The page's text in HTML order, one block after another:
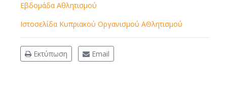
Εβδομάδα Αθλητισμού
Ιστοσελίδα Κυπριακού Οργανισμού ΑΘλητισμού
Εκτύπωση Email